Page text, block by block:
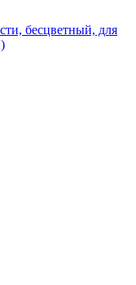
бесцветный, для